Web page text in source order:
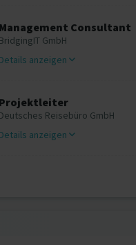
Management Consultant
BridgingIT GmbH
Details anzeigen
Projektleiter
Deutsches Reisebüro GmbH
Details anzeigen